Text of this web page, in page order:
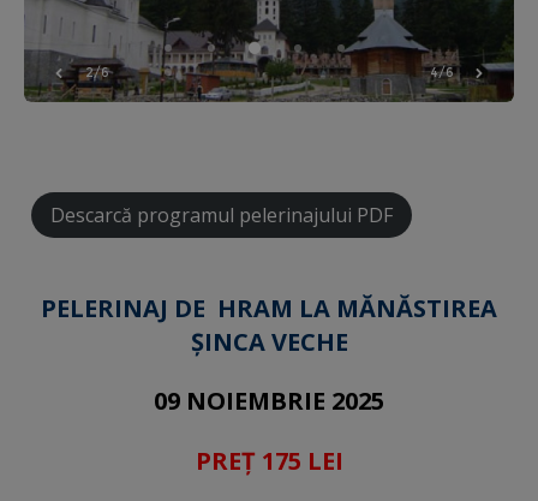
2/6 4/6
Descarcă programul pelerinajului PDF
PELERINAJ DE HRAM LA MĂNĂSTIREA
ȘINCA VECHE
09 NOIEMBRIE 2025
PREȚ 175 LEI